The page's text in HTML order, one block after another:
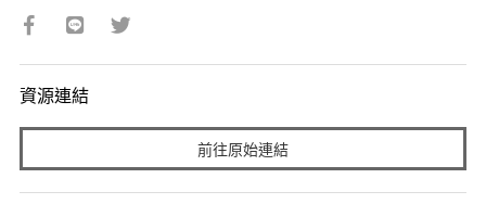
資源連結
前往原始連結